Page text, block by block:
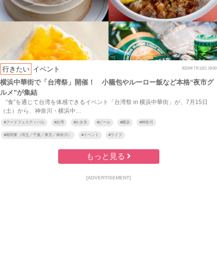
行きたい イベント 2023年7月12日 19:00
横浜中華街で「台湾祭」開催！ 小籠包やルーロー飯など本格“夜市グ
ルメ”が集結
“食”を通じて台湾を体感できるイベント「台湾祭 in 横浜中華街」が、7月15日
（土）から、神奈川・横浜中…
#フードフェスティバル #台湾 #かき氷 #ビール #横浜 #神奈川
#南関東（埼玉／千葉／東京／神奈川） #イベント #ライフ
もっと見る
[ADVERTISEMENT]